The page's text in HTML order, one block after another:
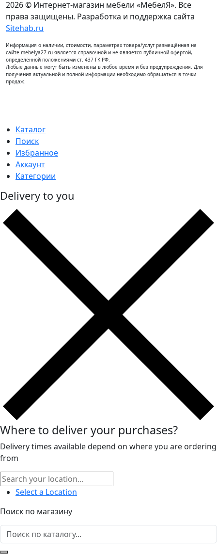
2026 © Интернет-магазин мебели «МебелЯ». Все
права защищены. Разработка и поддержка сайта
Sitehab.ru
Информация о наличии, стоимости, параметрах товара/услуг размещённая на
сайте mebelya27.ru является справочной и не является публичной офертой,
определённой положениями ст. 437 ГК РФ.
Любые данные могут быть изменены в любое время и без предупреждения. Для
получения актуальной и полной информации необходимо обращаться в точки
продаж.
Каталог
Поиск
Избранное
Аккаунт
Категории
Delivery to you
Where to deliver your purchases?
Delivery times available depend on where you are ordering
from
Select a Location
Поиск по магазину